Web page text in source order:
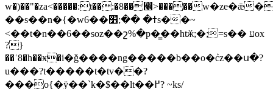
w�)��"�za<�����:t��:�8��꯮>�����w�ze�ǣ
��s��n�{�w6��ߙ� ��;׾s��~
<��t�n��6��soz��շ%�p�͇��htӂ;�;=s�� עox
?}
��ʿ8�h��ӿ�i�ǧ����ng�����b��o�ܰcz��ս�?
u���?t�����t�tv��?
���o{�ÿ��`k�$��lt��߂? ~ks/